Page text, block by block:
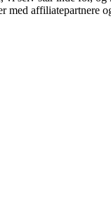
med affiliatepartnere